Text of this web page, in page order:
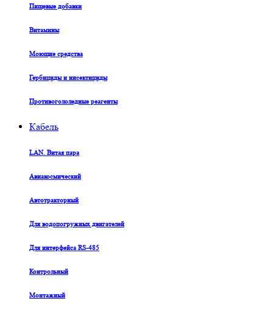
Пищевые добавки
Витамины
Моющие средства
Гербициды и инсектициды
Противогололедные реагенты
Кабель
LAN. Витая пара
Авиакосмический
Автотракторный
Для водопогружных двигателей
Для интерфейса RS-485
Контрольный
Монтажный